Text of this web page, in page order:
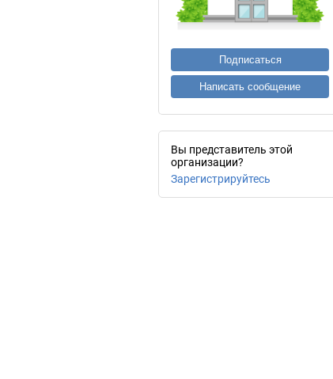
Подписаться
Написать сообщение
Вы представитель этой
организации?
Зарегистрируйтесь